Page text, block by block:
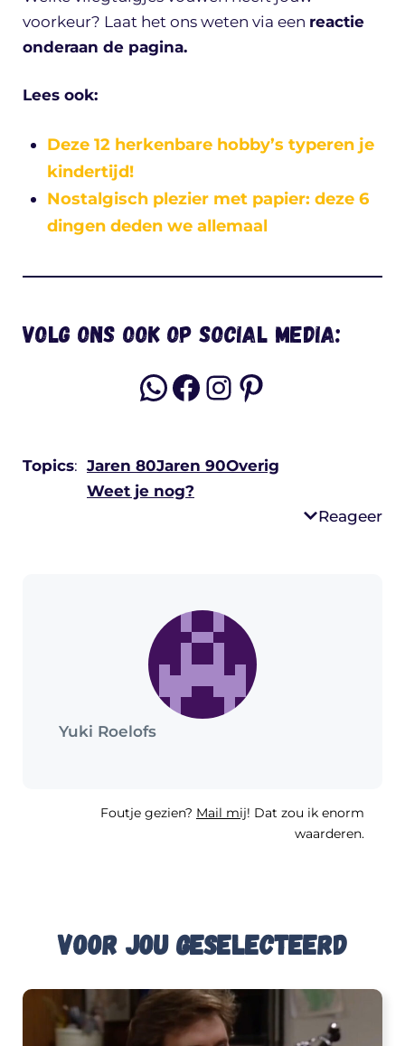
voorkeur? Laat het ons weten via een reactie
onderaan de pagina.
Lees ook:
Deze 12 herkenbare hobby’s typeren je
kindertijd!
Nostalgisch plezier met papier: deze 6
dingen deden we allemaal
Volg ons ook op social media:
WhatsApp
Facebook
Instagram
Pinterest
Topics: Jaren 80Jaren 90Overig
Weet je nog?
Reageer
Yuki Roelofs
Foutje gezien? Mail mij! Dat zou ik enorm
waarderen.
Voor jou geselecteerd